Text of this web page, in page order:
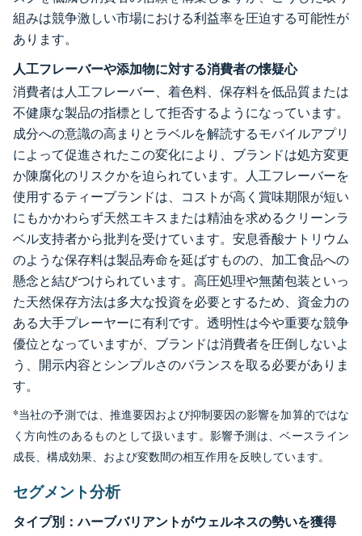
組みは競争激しい市場における利益率を圧迫する可能性が
あります。
人工フレーバーや添加物に対する消費者の懐疑心
消費者は人工フレーバー、着色料、保存料を低品質または
不健康な製品の指標として拒否するようになっています。
成分への意識の高まりとラベルを解読するモバイルアプリ
によって促進されたこの変化により、ブランドは処方変更
か陳腐化のリスクかを迫られています。人工フレーバーを
使用するティーブランドは、コストが高く賞味期限が短い
にもかかわらず天然エキスまたは精油を求めるクリーンラ
ベル支持者から批判を受けています。安息香酸ナトリウム
のような保存料は製品寿命を延ばすものの、加工食品への
懸念と結びつけられています。高圧処理や無菌包装といっ
た天然保存方法は多大な投資を必要とするため、資金力の
ある大手プレーヤーに有利です。透明性は今や重要な競争
優位となっていますが、ブランドは消費者を圧倒しないよ
う、開示内容とシンプルさのバランスを取る必要がありま
す。
*当社の予測では、推進要因および抑制要因の影響を加算的ではな
く方向性のあるものとして扱います。影響予測は、ベースライン
成長、構成効果、および変数間の相互作用を反映しています。
セグメント分析
タイプ別：ハーブバリアントがウェルネスの勢いを獲得